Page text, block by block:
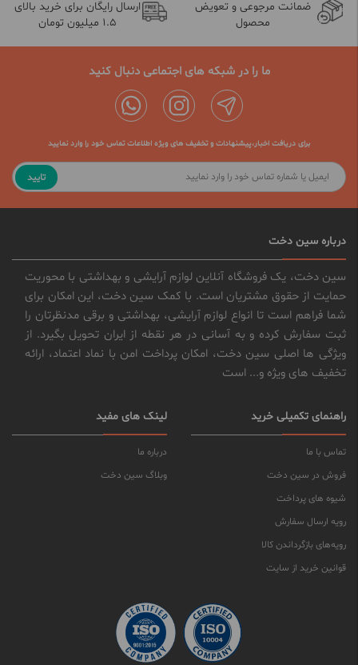
ضمانت مرجوعی و تعویض
محصول
ارسال رایگان برای خرید بالای
1.5 میلیون تومان
ما را در شبکه های اجتماعی دنبال کنید
برای دریافت اخبار،پیشنهادات و تخفیف های ویژه اطلاعات تماس خود را وارد نمایید
تایید
درباره سین دخت
سین دخت، یک فروشگاه آنلاین لوازم آرایشی و بهداشتی با محوریت
حمایت از حقوق مشتریان است. با کمک سین دخت، این امکان برای
شما فراهم است تا انواع لوازم آرایشی، بهداشتی و برقی مدنظرتان را
ثبت سفارش کرده و به آسانی در هر نقطه از ایران تحویل بگیرد. از
ویژگی ها اصلی سین دخت، امکان پرداخت امن با نماد اعتماد، ارائه
تخفیف های ویژه و... است
راهنمای تکمیلی خرید
تماس با ما
فروش در سین دخت
شیوه های پرداخت
رویه ارسال سفارش
رویه‌های بازگرداندن کالا
قوانین خرید از سایت
لینک های مفید
درباره ما
وبلاگ سین دخت